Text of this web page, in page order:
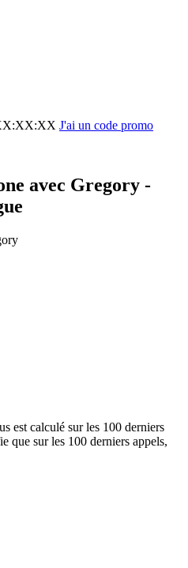
J'ai un code promo
avec Gregory -
est calculé sur les 100 derniers
que sur les 100 derniers appels,